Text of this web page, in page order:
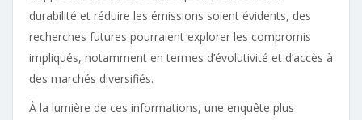
durabilité et réduire les émissions soient évidents, des
recherches futures pourraient explorer les compromis
impliqués, notamment en termes d’évolutivité et d’accès à
des marchés diversifiés.
À la lumière de ces informations, une enquête plus